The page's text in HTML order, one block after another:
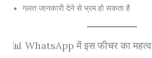
गलत जानकारी देने से भ्रम हो सकता है
📊 WhatsApp में इस फीचर का महत्व